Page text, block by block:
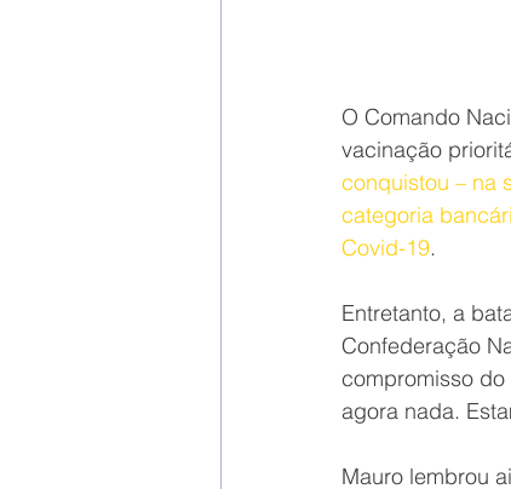
O Comando
vacinação
conquistou – na
categoria
Covid-19.
Entretanto, a
Confederação
compromisso
agora nada.
Mauro lembrou